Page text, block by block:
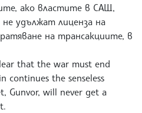
ако властите в САЩ,
удължат лиценза на
на трансакциите, в
that the war must end
continues the senseless
Gunvor, will never get a